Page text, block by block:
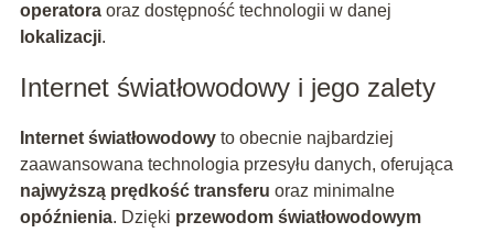
operatoraoraz dostępność technologii w danej
lokalizacji.
Internet światłowodowy i jego zalety
Internet światłowodowyto obecnie najbardziej
zaawansowana technologia przesyłu danych, oferująca
najwyższą prędkość transferu oraz minimalne
opóźnienia. Dzięki przewodom światłowodowym